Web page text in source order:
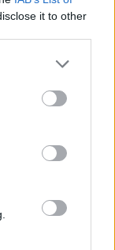
it to other
οροφής